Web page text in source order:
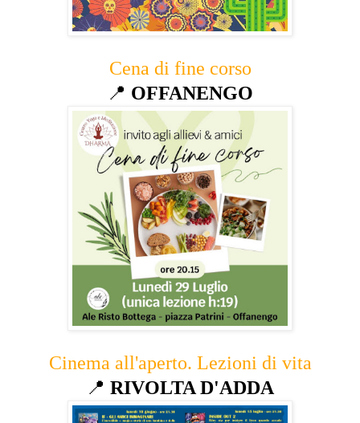
Cena di fine corso
📍 OFFANENGO
Cinema all'aperto. Lezioni di vita
📍 RIVOLTA D'ADDA